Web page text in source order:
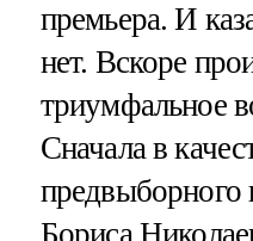
премьера. И
нет. Вскоре
триумфальное
Сначала в
предвыборного